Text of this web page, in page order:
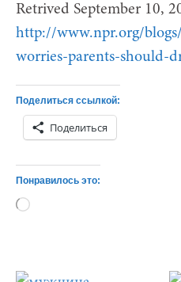
Retrived September 10,
http://www.npr.org/
worries-parents-should-
Поделиться ссылкой:
Поделиться
Понравилось это:
Загрузка…